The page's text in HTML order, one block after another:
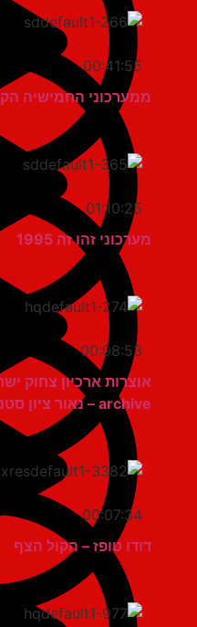
00:41:55
ממערכוני החמישיה הקאמרית
01:10:25
מערכוני זהו זה 1995
00:08:53
archive – נאור ציון סטנד אפ דודו טופז
00:07:34
דודו טופז – הקול הצף